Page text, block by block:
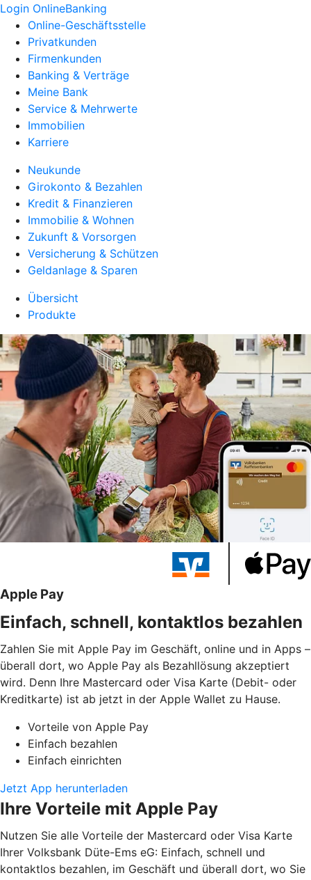
Login OnlineBanking
Online-Geschäftsstelle
Privatkunden
Firmenkunden
Banking & Verträge
Meine Bank
Service & Mehrwerte
Immobilien
Karriere
Neukunde
Girokonto & Bezahlen
Kredit & Finanzieren
Immobilie & Wohnen
Zukunft & Vorsorgen
Versicherung & Schützen
Geldanlage & Sparen
Übersicht
Produkte
Apple Pay
Einfach, schnell, kontaktlos bezahlen
Zahlen Sie mit Apple Pay im Geschäft, online und in Apps –
überall dort, wo Apple Pay als Bezahllösung akzeptiert
wird. Denn Ihre Mastercard oder Visa Karte (Debit- oder
Kreditkarte) ist ab jetzt in der Apple Wallet zu Hause.
Vorteile von Apple Pay
Einfach bezahlen
Einfach einrichten
Jetzt App herunterladen
Ihre Vorteile mit Apple Pay
Nutzen Sie alle Vorteile der Mastercard oder Visa Karte
Ihrer Volksbank Düte-Ems eG: Einfach, schnell und
kontaktlos bezahlen, im Geschäft und überall dort, wo Sie